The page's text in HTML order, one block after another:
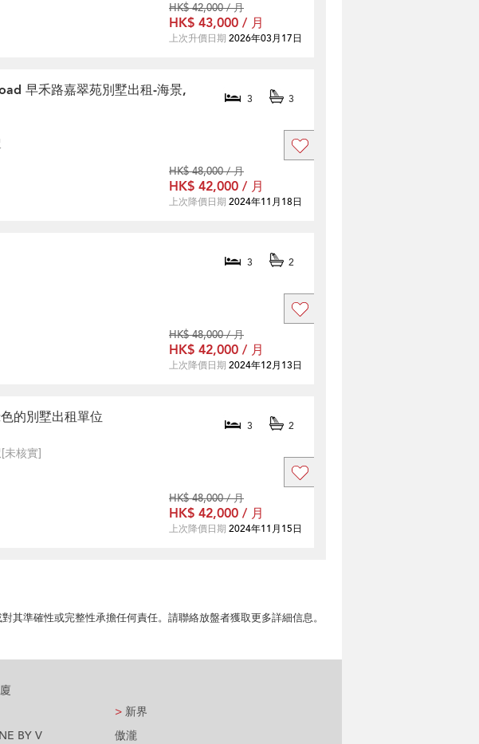
HK$ 42,000 / 月
HK$ 43,000 / 月
上次升價日期 2026年03月17日
早禾路嘉翠苑別墅出租-海景,
3 3
HK$ 48,000 / 月
HK$ 42,000 / 月
上次降價日期 2024年11月18日
3 2
HK$ 48,000 / 月
HK$ 42,000 / 月
上次降價日期 2024年12月13日
的別墅出租單位 3 2
[未核實]
HK$ 48,000 / 月
HK$ 42,000 / 月
上次降價日期 2024年11月15日
其準確性或完整性承擔任何責任。請聯絡放盤者獲取更多詳細信息。
BY V
> 新界
傲瀧